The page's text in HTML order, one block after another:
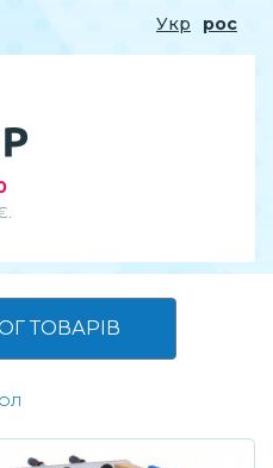
Укр рос
ТОВАРІВ